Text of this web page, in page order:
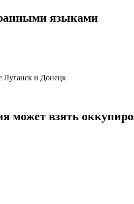
языками
может взять